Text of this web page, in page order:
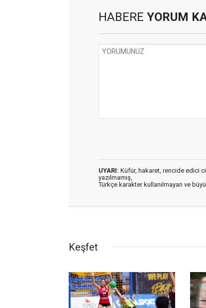
HABERE YORUM
UYARI: Küfür, hakaret, rencide edici
yazılmamış,
Türkçe karakter kullanılmayan ve
Keşfet